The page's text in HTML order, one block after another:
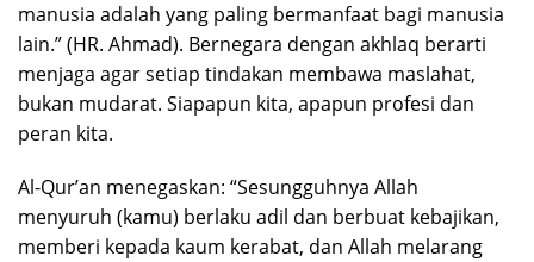
manusia adalah yang paling bermanfaat bagi manusia
lain.” (HR. Ahmad). Bernegara dengan akhlaq berarti
menjaga agar setiap tindakan membawa maslahat,
bukan mudarat. Siapapun kita, apapun profesi dan
peran kita.
Al-Qur’an menegaskan: “Sesungguhnya Allah
menyuruh (kamu) berlaku adil dan berbuat kebajikan,
memberi kepada kaum kerabat, dan Allah melarang